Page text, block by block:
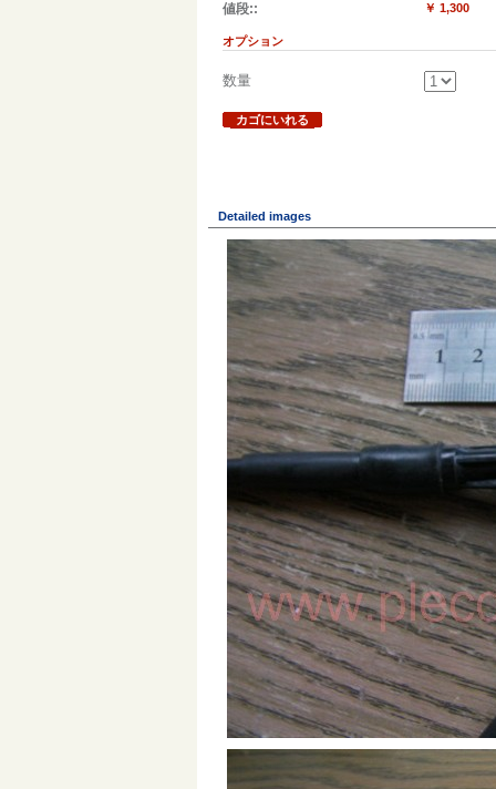
値段:: ￥ 1,300
オプション
数量
カゴにいれる
Detailed images